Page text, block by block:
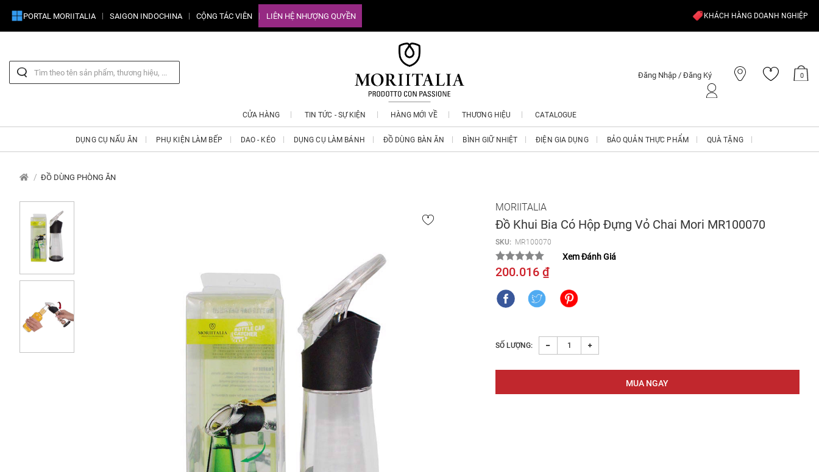
PORTAL MORIITALIA SAIGON INDOCHINA CỘNG TÁC VIÊN LIÊN HỆ NHƯỢNG QUYỀN KHÁCH HÀNG DOANH NGHIỆP
Đăng Nhập / Đăng Ký 0
CỬA HÀNG TIN TỨC - SỰ KIỆN HÀNG MỚI VỀ THƯƠNG HIỆU CATALOGUE
DỤNG CỤ NẤU ĂN PHỤ KIỆN LÀM BẾP DAO - KÉO DỤNG CỤ LÀM BÁNH ĐỒ DÙNG BÀN ĂN BÌNH GIỮ NHIỆT ĐIỆN GIA DỤNG BẢO QUẢN THỰC PHẨM QUÀ TẶNG
ĐỒ DÙNG PHÒNG ĂN
MORIITALIA
Đồ Khui Bia Có Hộp Đựng Vỏ Chai Mori MR100070
SKU: MR100070
Xem Đánh Giá
200.016 ₫
SỐ LƯỢNG: